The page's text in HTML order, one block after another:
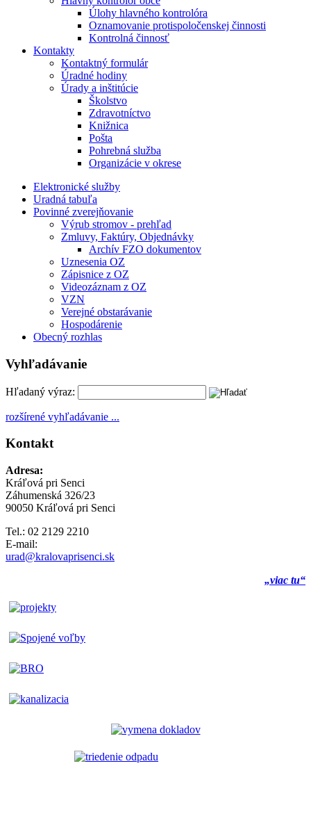
Úlohy hlavného kontrolóra
Oznamovanie protispoločenskej činnosti
Kontrolná činnosť
Kontakty
Kontaktný formulár
Úradné hodiny
Úrady a inštitúcie
Školstvo
Zdravotníctvo
Knižnica
Pošta
Pohrebná služba
Organizácie v okrese
Elektronické služby
Uradná tabuľa
Povinné zverejňovanie
Výrub stromov - prehľad
Zmluvy, Faktúry, Objednávky
Archív FZO dokumentov
Uznesenia OZ
Zápisnice z OZ
Videozáznam z OZ
VZN
Verejné obstarávanie
Hospodárenie
Obecný rozhlas
Vyhľadávanie
Hľadaný výraz:
rozšírené vyhľadávanie ...
Kontakt
Adresa:
Kráľová pri Senci
Záhumenská 326/23
90050 Kráľová pri Senci
Tel.: 02 2129 2210
E-mail:
urad@kralovaprisenci.sk
„viac tu“